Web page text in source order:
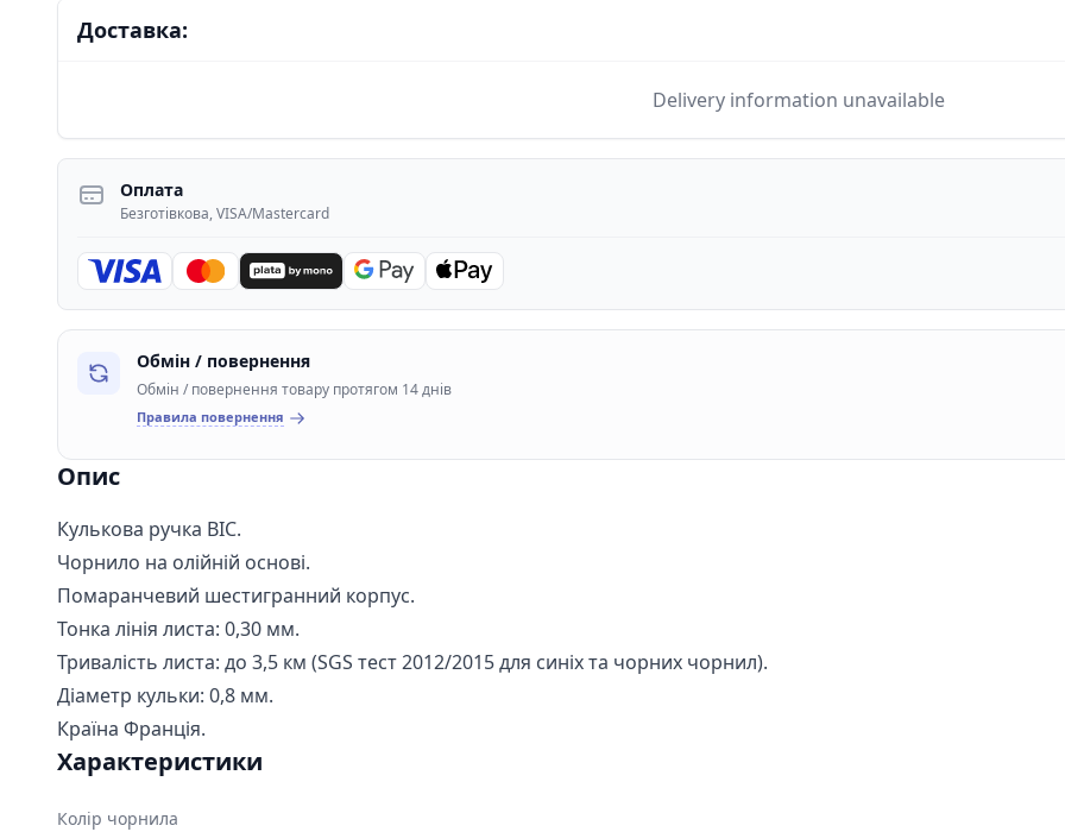
Опис
Кулькова ручка BIC.
Чорнило на олійній основі.
Помаранчевий шестигранний корпус.
Тонка лінія листа: 0,30 мм.
Тривалість листа: до 3,5 км (SGS тест 2012/2015 для синіх та чорних чорнил).
Діаметр кульки: 0,8 мм.
Країна Франція.
Доставка:
Delivery information unavailable
Оплата
Безготівкова, VISA/Mastercard
Обмін / повернення
Обмін / повернення товару протягом 14 днів
Правила повернення
Характеристики
Колір чорнила